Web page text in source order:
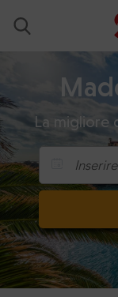
La migliore